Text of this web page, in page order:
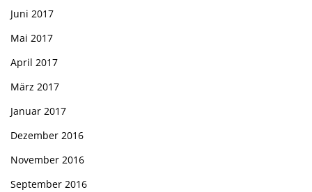
Juni 2017
Mai 2017
April 2017
März 2017
Januar 2017
Dezember 2016
November 2016
September 2016